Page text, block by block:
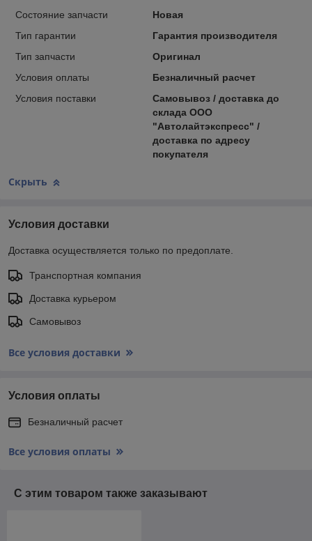
Состояние запчасти
Новая
Тип гарантии
Гарантия производителя
Тип запчасти
Оригинал
Условия оплаты
Безналичный расчет
Условия поставки
Самовывоз / доставка до
склада ООО
"Автолайтэкспресс" /
доставка по адресу
покупателя
Скрыть
Условия доставки
Доставка осуществляется только по предоплате.
Транспортная компания
Доставка курьером
Самовывоз
Все условия доставки
Условия оплаты
Безналичный расчет
Все условия оплаты
С этим товаром также заказывают